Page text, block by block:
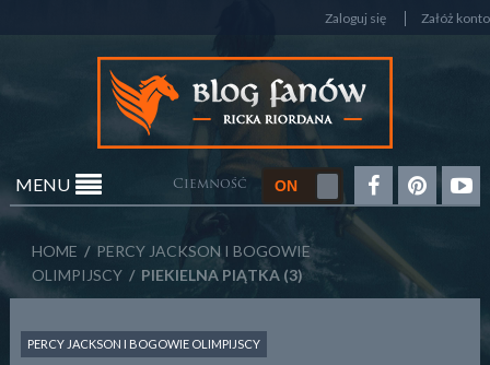
Zaloguj się Załóż konto
Ciemność
MENU
HOME / PERCY JACKSON I BOGOWIE
OLIMPIJSCY/ PIEKIELNA PIĄTKA (3)
PERCY JACKSON I BOGOWIE OLIMPIJSCY